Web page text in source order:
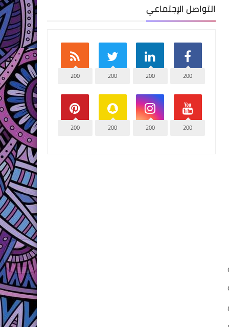
التواصل الإجتماعي
200
200
200
200
200
200
200
200